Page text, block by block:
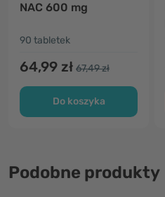
NAC 600 mg
90 tabletek
64,99 zł 67,49 zł
Do koszyka
Podobne produkty